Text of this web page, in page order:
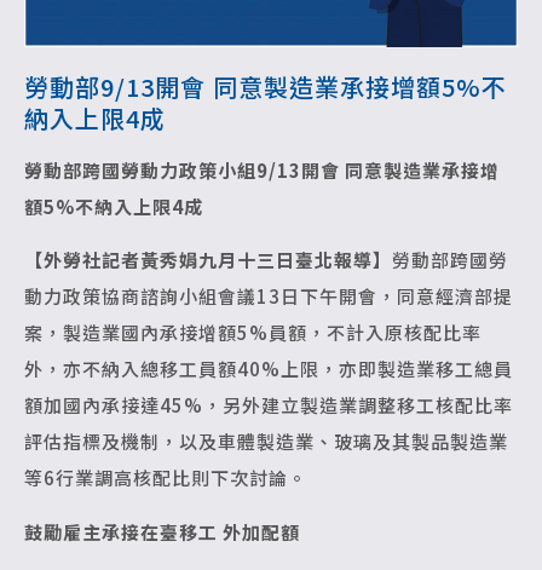
勞動部9/13開會 同意製造業承接增額5%不
納入上限4成
勞動部跨國勞動力政策小組9/13開會 同意製造業承接增
額5%不納入上限4成
【外勞社記者黃秀娟九月十三日臺北報導】 勞動部跨國勞
動力政策協商諮詢小組會議13日下午開會，同意經濟部提
案，製造業國內承接增額5%員額，不計入原核配比率
外，亦不納入總移工員額40%上限，亦即製造業移工總員
額加國內承接達45%，另外建立製造業調整移工核配比率
評估指標及機制，以及車體製造業、玻璃及其製品製造業
等6行業調高核配比則下次討論。
鼓勵雇主承接在臺移工 外加配額